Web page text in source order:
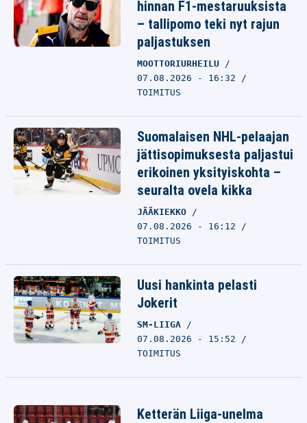
hinnan F1-mestaruuksista
– tallipomo teki nyt rajun
paljastuksen
MOOTTORIURHEILU
07.08.2026 - 16:32
TOIMITUS
Suomalaisen NHL-pelaajan
jättisopimuksesta paljastui
erikoinen yksityiskohta –
seuralta ovela kikka
JÄÄKIEKKO
07.08.2026 - 16:12
TOIMITUS
Uusi hankinta pelasti
Jokerit
SM-LIIGA
07.08.2026 - 15:52
TOIMITUS
Ketterän Liiga-unelma